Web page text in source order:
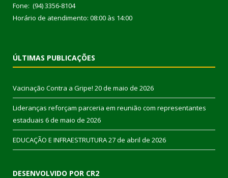
Fone: (94) 3356-8104
Horário de atendimento: 08:00 às 14:00
ÚLTIMAS PUBLICAÇÕES
Vacinação Contra a Gripe! 20 de maio de 2026
Lideranças reforçam parceria em reunião com representantes
estaduais 6 de maio de 2026
EDUCAÇÃO E INFRAESTRUTURA27 de abril de 2026
DESENVOLVIDO POR CR2